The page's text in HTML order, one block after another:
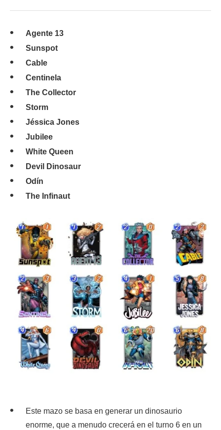
Agente 13
Sunspot
Cable
Centinela
The Collector
Storm
Jéssica Jones
Jubilee
White Queen
Devil Dinosaur
Odín
The Infinaut
Este mazo se basa en generar un dinosaurio
enorme, que a menudo crecerá en el turno 6 en un